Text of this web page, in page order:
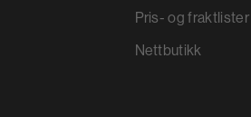
Pris- og fraktlister
Nettbutikk